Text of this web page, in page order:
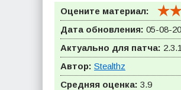
Оцените материал:
Дата обновления: 05-08-
Актуально для патча:
Автор: Stealthz
Средняя оценка: 3.9